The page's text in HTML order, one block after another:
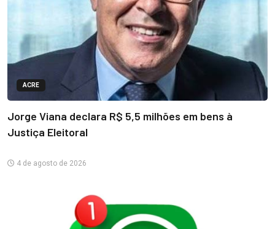
ACRE
Jorge Viana declara R$ 5,5 milhões em bens à
Justiça Eleitoral
4 de agosto de 2026